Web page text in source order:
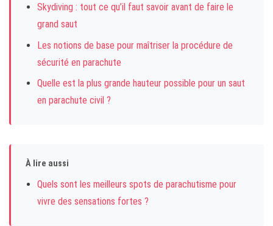
Skydiving : tout ce qu’il faut savoir avant de faire le
grand saut
Les notions de base pour maîtriser la procédure de
sécurité en parachute
Quelle est la plus grande hauteur possible pour un saut
en parachute civil ?
À lire aussi
Quels sont les meilleurs spots de parachutisme pour
vivre des sensations fortes ?